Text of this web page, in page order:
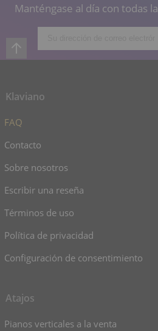
Manténgase al día con todas
Klaviano
FAQ
Contacto
Sobre nosotros
Escribir una reseña
Términos de uso
Política de privacidad
Configuración de consentimiento
Atajos
Pianos verticales a la venta